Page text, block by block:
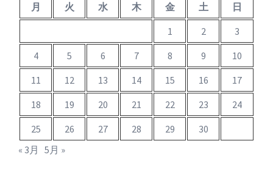
月 火 水 木 金 土
日
1
2
3
4
5 6 7 8 9
10
11
12 13 14 15 16
17
18
19 20 21 22 23
24
25
26 27 28 29
30
« 3月 5月 »